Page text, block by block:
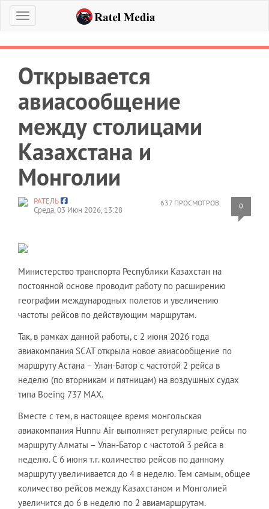
Меню
Открывается
авиасообщение
между столицами
Казахстана и
Монголии
637 ПРОСМОТРОВ 0
РАТЕЛЬ
Среда, 03 Июн 2026, 13:28
Министерство транспорта Республики Казахстан на
постоянной основе проводит работу по расширению
географии международных полетов и увеличению
частоты рейсов по действующим маршрутам.
Так, в рамках данной работы, с 2 июня 2026 года
авиакомпания SCAT открыла новое авиасообщение по
маршруту Астана – Улан-Батор с частотой 2 рейса в
неделю (по вторникам и пятницам) на воздушных судах
типа Boeing 737 MAX.
Вместе с тем, в настоящее время монгольская
авиакомпания Hunnu Air выполняет регулярные рейсы по
маршруту Алматы – Улан-Батор с частотой 3 рейса в
неделю. С 6 июня т.г. количество рейсов по данному
маршруту увеличивается до 4 в неделю. Тем самым, общее
количество рейсов между Казахстаном и Монголией
увеличится до 6 в неделю по 2 авиамаршрутам.